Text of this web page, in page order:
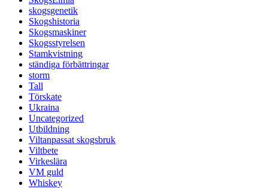
skogsgenetik
Skogshistoria
Skogsmaskiner
Skogsstyrelsen
Stamkvistning
ständiga förbättringar
storm
Tall
Törskate
Ukraina
Uncategorized
Utbildning
Viltanpassat skogsbruk
Viltbete
Virkeslära
VM guld
Whiskey